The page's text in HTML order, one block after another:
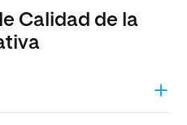
Calidad de la